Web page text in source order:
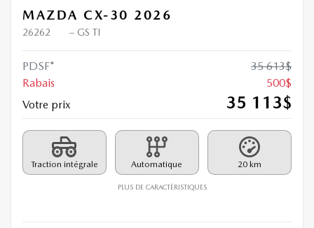
MAZDA CX-30 2026
26262 – GS TI
PDSF* 35 613$
Rabais
500$
Votre prix
35 113$
Traction intégrale Automatique 20 km
PLUS DE CARACTÉRISTIQUES